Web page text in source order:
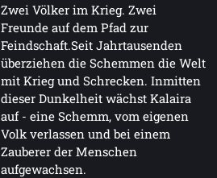
Zwei Völker im Krieg. Zwei
Freunde auf dem Pfad zur
Feindschaft.Seit Jahrtausenden
überziehen die Schemmen die Welt
mit Krieg und Schrecken. Inmitten
dieser Dunkelheit wächst Kalaira
auf - eine Schemm, vom eigenen
Volk verlassen und bei einem
Zauberer der Menschen
aufgewachsen.